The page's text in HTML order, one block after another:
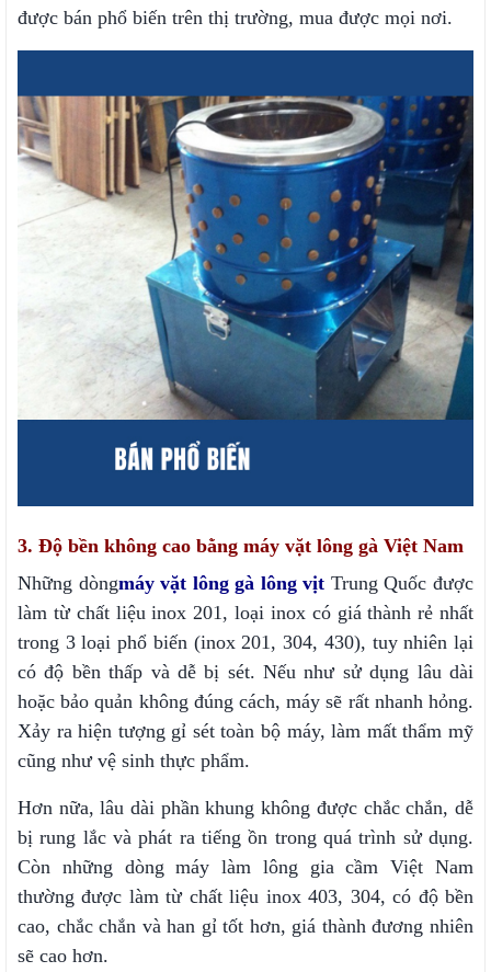
được bán phổ biến trên thị trường, mua được mọi nơi.
3. Độ bền không cao bằng máy vặt lông gà Việt Nam
Những dòngmáy vặt lông gà lông vịt Trung Quốc được
làm từ chất liệu inox 201, loại inox có giá thành rẻ nhất
trong 3 loại phổ biến (inox 201, 304, 430), tuy nhiên lại
có độ bền thấp và dễ bị sét. Nếu như sử dụng lâu dài
hoặc bảo quản không đúng cách, máy sẽ rất nhanh hỏng.
Xảy ra hiện tượng gỉ sét toàn bộ máy, làm mất thẩm mỹ
cũng như vệ sinh thực phẩm.
Hơn nữa, lâu dài phần khung không được chắc chắn, dễ
bị rung lắc và phát ra tiếng ồn trong quá trình sử dụng.
Còn những dòng máy làm lông gia cầm Việt Nam
thường được làm từ chất liệu inox 403, 304, có độ bền
cao, chắc chắn và han gỉ tốt hơn, giá thành đương nhiên
sẽ cao hơn.